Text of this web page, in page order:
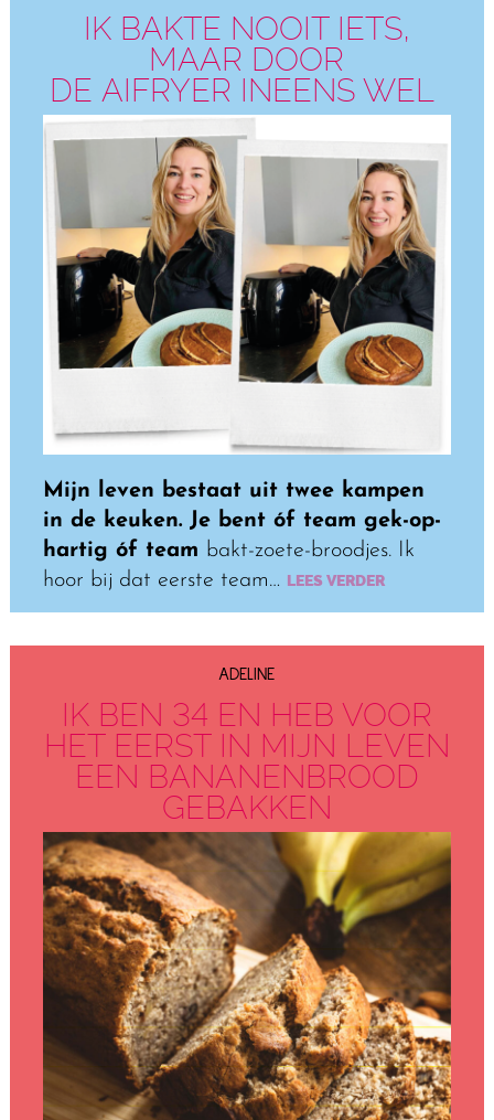
IK BAKTE NOOIT IETS,
MAAR DOOR
DE AIFRYER INEENS WEL
Mijn leven bestaat uit twee kampen
in de keuken. Je bent óf team gek-op-
hartig óf team bakt-zoete-broodjes. Ik
hoor bij dat eerste team… LEES VERDER
ADELINE
IK BEN 34 EN HEB VOOR
HET EERST IN MIJN LEVEN
EEN BANANENBROOD
GEBAKKEN